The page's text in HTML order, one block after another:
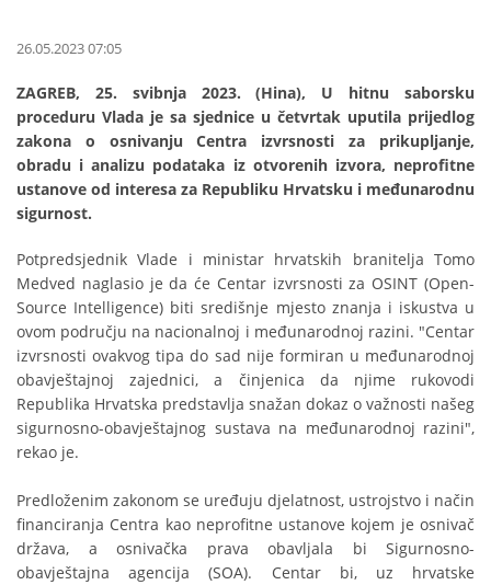
26.05.2023 07:05
ZAGREB, 25. svibnja 2023. (Hina), U hitnu saborsku
proceduru Vlada je sa sjednice u četvrtak uputila prijedlog
zakona o osnivanju Centra izvrsnosti za prikupljanje,
obradu i analizu podataka iz otvorenih izvora, neprofitne
ustanove od interesa za Republiku Hrvatsku i međunarodnu
sigurnost.
Potpredsjednik Vlade i ministar hrvatskih branitelja Tomo
Medved naglasio je da će Centar izvrsnosti za OSINT (Open-
Source Intelligence) biti središnje mjesto znanja i iskustva u
ovom području na nacionalnoj i međunarodnoj razini. "Centar
izvrsnosti ovakvog tipa do sad nije formiran u međunarodnoj
obavještajnoj zajednici, a činjenica da njime rukovodi
Republika Hrvatska predstavlja snažan dokaz o važnosti našeg
sigurnosno-obavještajnog sustava na međunarodnoj razini",
rekao je.
Predloženim zakonom se uređuju djelatnost, ustrojstvo i način
financiranja Centra kao neprofitne ustanove kojem je osnivač
država, a osnivačka prava obavljala bi Sigurnosno-
obavještajna agencija (SOA). Centar bi, uz hrvatske